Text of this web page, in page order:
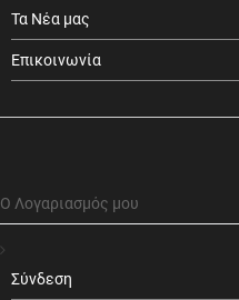
Τα Νέα μας
Επικοινωνία
Ο Λογαριασμός μου
Σύνδεση